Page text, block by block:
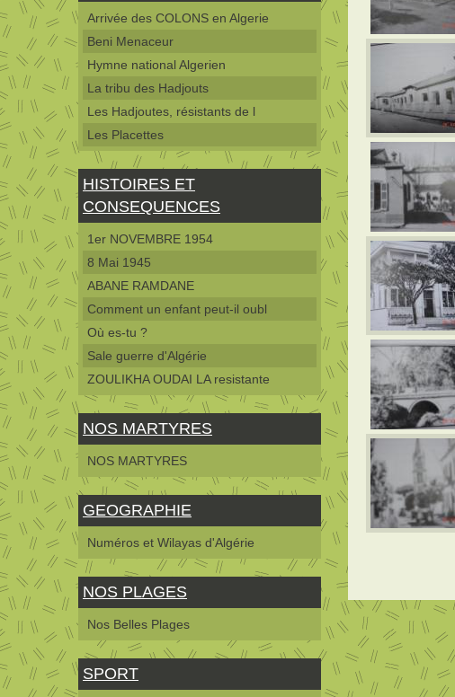
Arrivée des COLONS en Algerie
Beni Menaceur
Hymne national Algerien
La tribu des Hadjouts
Les Hadjoutes, résistants de l
Les Placettes
HISTOIRES ET
CONSEQUENCES
1er NOVEMBRE 1954
8 Mai 1945
ABANE RAMDANE
Comment un enfant peut-il oubl
Où es-tu ?
Sale guerre d'Algérie
ZOULIKHA OUDAI LA resistante
NOS MARTYRES
NOS MARTYRES
GEOGRAPHIE
Numéros et Wilayas d'Algérie
NOS PLAGES
Nos Belles Plages
SPORT